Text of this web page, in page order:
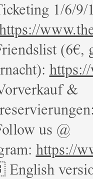
1/6/9/
(6€,
&
us @
https://
English